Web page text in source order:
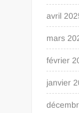
avril
mars
février
janvier